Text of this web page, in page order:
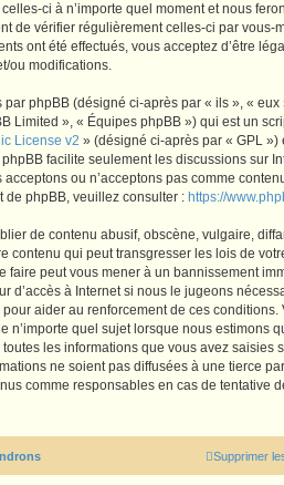
ci à n’importe quel moment et nous
de vérifier régulièrement celles-ci par vous-
ont été effectués, vous acceptez d’être
ou modifications.
par phpBB (désigné ci-après par « ils », «
Limited », « Équipes phpBB ») qui est un
License v2 » (désigné ci-après par « GPL
facilite seulement les discussions sur
ou n’acceptons pas comme
de phpBB, veuillez consulter : https://
de contenu abusif, obscène, vulgaire,
contenu qui peut transgresser les lois de
faire peut vous mener à un bannissement
d’accès à Internet si nous le jugeons
aider au renforcement de ces
n’importe quel sujet lorsque nous estimons
les informations que vous avez saisies
ne soient pas diffusées à une tierce
comme responsables en cas de tentative
Supprimer